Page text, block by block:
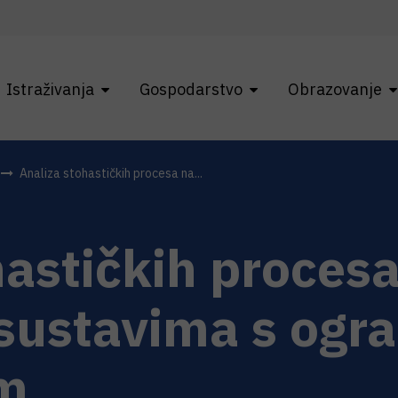
Istraživanja Gospodarstvo Obrazovanje
Analiza stohastičkih procesa na...
s